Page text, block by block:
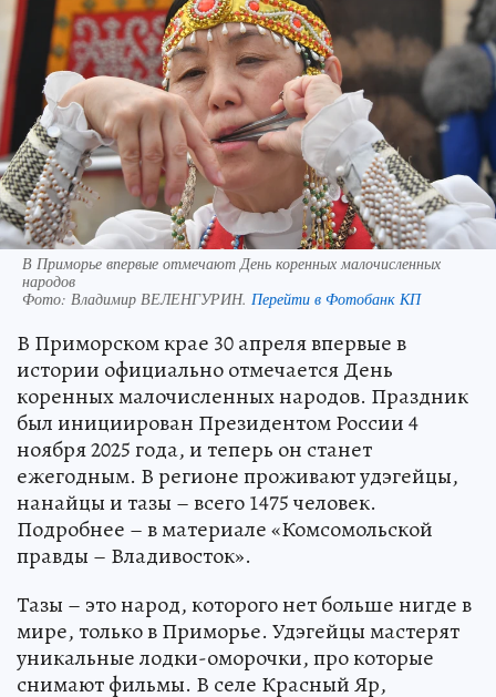
В Приморье впервые отмечают День коренных малочисленных
народов
Фото: Владимир ВЕЛЕНГУРИН. Перейти в Фотобанк КП
В Приморском крае 30 апреля впервые в
истории официально отмечается День
коренных малочисленных народов. Праздник
был инициирован Президентом России 4
ноября 2025 года, и теперь он станет
ежегодным. В регионе проживают удэгейцы,
нанайцы и тазы – всего 1475 человек.
Подробнее – в материале «Комсомольской
правды – Владивосток».
Тазы – это народ, которого нет больше нигде в
мире, только в Приморье. Удэгейцы мастерят
уникальные лодки-оморочки, про которые
снимают фильмы. В селе Красный Яр,